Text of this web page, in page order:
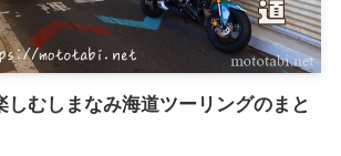
しむしまなみ海道ツーリングのまと